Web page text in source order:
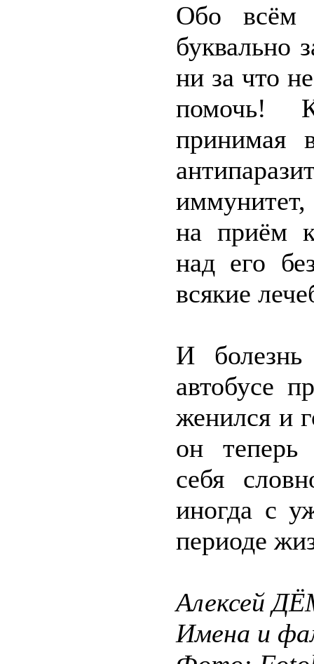
Обо всём
буквально
ни за что
помочь!
принимая
на приём к
над его
всякие
И
автобусе
женился и
он теперь
себя
иногда с
периоде
Алексей
Имена и